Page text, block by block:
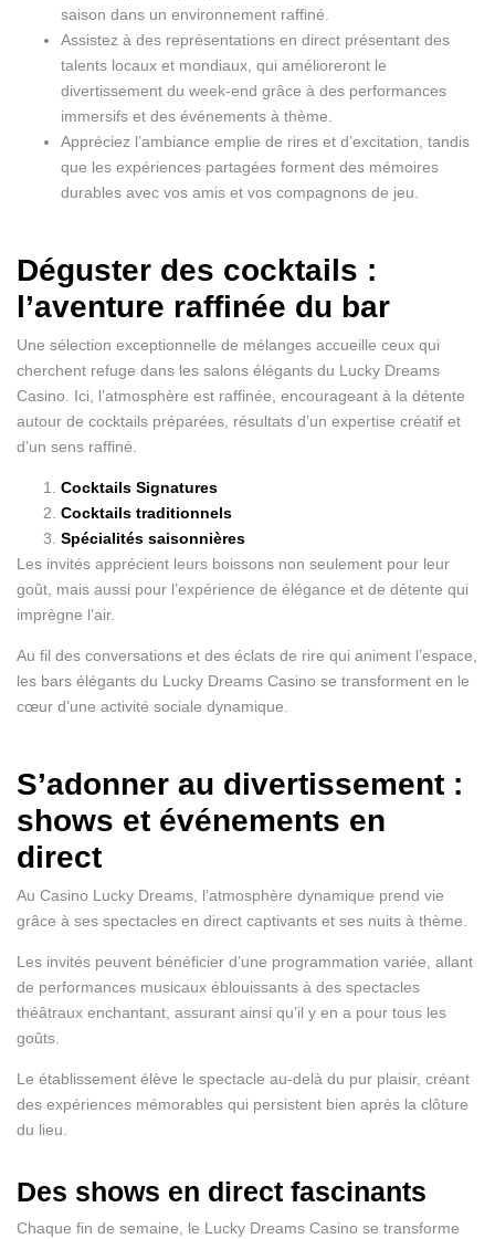
saison dans un environnement raffiné.
Assistez à des représentations en direct présentant des
talents locaux et mondiaux, qui amélioreront le
divertissement du week-end grâce à des performances
immersifs et des événements à thème.
Appréciez l’ambiance emplie de rires et d’excitation, tandis
que les expériences partagées forment des mémoires
durables avec vos amis et vos compagnons de jeu.
Déguster des cocktails :
l’aventure raffinée du bar
Une sélection exceptionnelle de mélanges accueille ceux qui
cherchent refuge dans les salons élégants du Lucky Dreams
Casino. Ici, l’atmosphère est raffinée, encourageant à la détente
autour de cocktails préparées, résultats d’un expertise créatif et
d’un sens raffiné.
Cocktails Signatures
Cocktails traditionnels
Spécialités saisonnières
Les invités apprécient leurs boissons non seulement pour leur
goût, mais aussi pour l’expérience de élégance et de détente qui
imprègne l’air.
Au fil des conversations et des éclats de rire qui animent l’espace,
les bars élégants du Lucky Dreams Casino se transforment en le
cœur d’une activité sociale dynamique.
S’adonner au divertissement :
shows et événements en
direct
Au Casino Lucky Dreams, l’atmosphère dynamique prend vie
grâce à ses spectacles en direct captivants et ses nuits à thème.
Les invités peuvent bénéficier d’une programmation variée, allant
de performances musicaux éblouissants à des spectacles
théâtraux enchantant, assurant ainsi qu’il y en a pour tous les
goûts.
Le établissement élève le spectacle au-delà du pur plaisir, créant
des expériences mémorables qui persistent bien après la clôture
du lieu.
Des shows en direct fascinants
Chaque fin de semaine, le Lucky Dreams Casino se transforme